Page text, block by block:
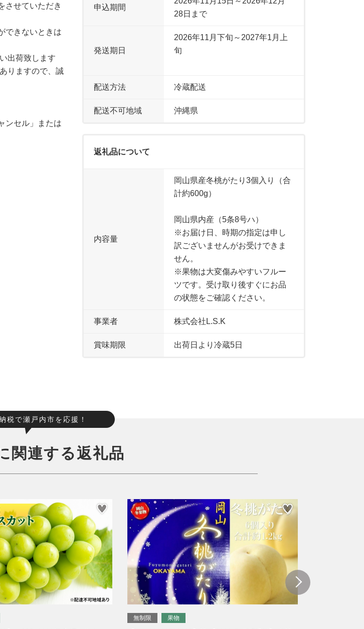
申込期間
28日まで
発送期日
2026年11月下旬～2027年1月上
旬
配送方法 冷蔵配送
配送不可地域 沖縄県
返礼品について
内容量
岡山県産冬桃がたり3個入り（合
計約600g）
岡山県内産（5条8号ハ）
※お届け日、時期の指定は申し
訳ございませんがお受けできま
せん。
※果物は大変傷みやすいフルー
ツです。受け取り後すぐにお品
の状態をご確認ください。
事業者 株式会社L.S.K
賞味期限 出荷日より冷蔵5日
させていただき
できないときは
出荷致します
りますので、誠
ンセル」または
税で瀬戸内市を応援！
関連する返礼品